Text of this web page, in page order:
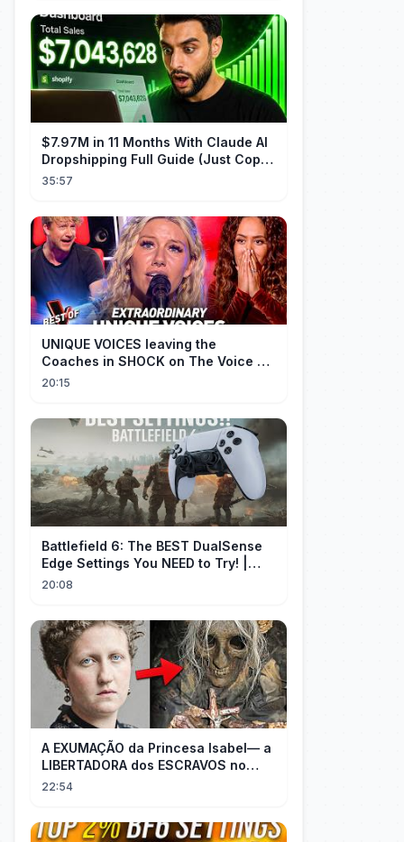
$7.97M in 11 Months With Claude AI
Dropshipping Full Guide (Just Copy
Me)
35:57
UNIQUE VOICES leaving the
Coaches in SHOCK on The Voice #5
| Top 10
20:15
Battlefield 6: The BEST DualSense
Edge Settings You NEED to Try! |
1440p
20:08
A EXUMAÇÃO da Princesa Isabel— a
LIBERTADORA dos ESCRAVOS no
BRASIL
22:54